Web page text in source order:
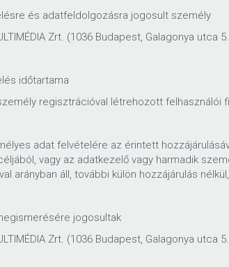
és adatfeldolgozásra jogosult személy
Zrt. (1036 Budapest, Galagonya utca
időtartama
regisztrációval létrehozott felhasználói
adat felvételére az érintett
vagy az adatkezelő vagy harmadik
arányban áll, további külön hozzájárulás
jogosultak
Zrt. (1036 Budapest, Galagonya utca